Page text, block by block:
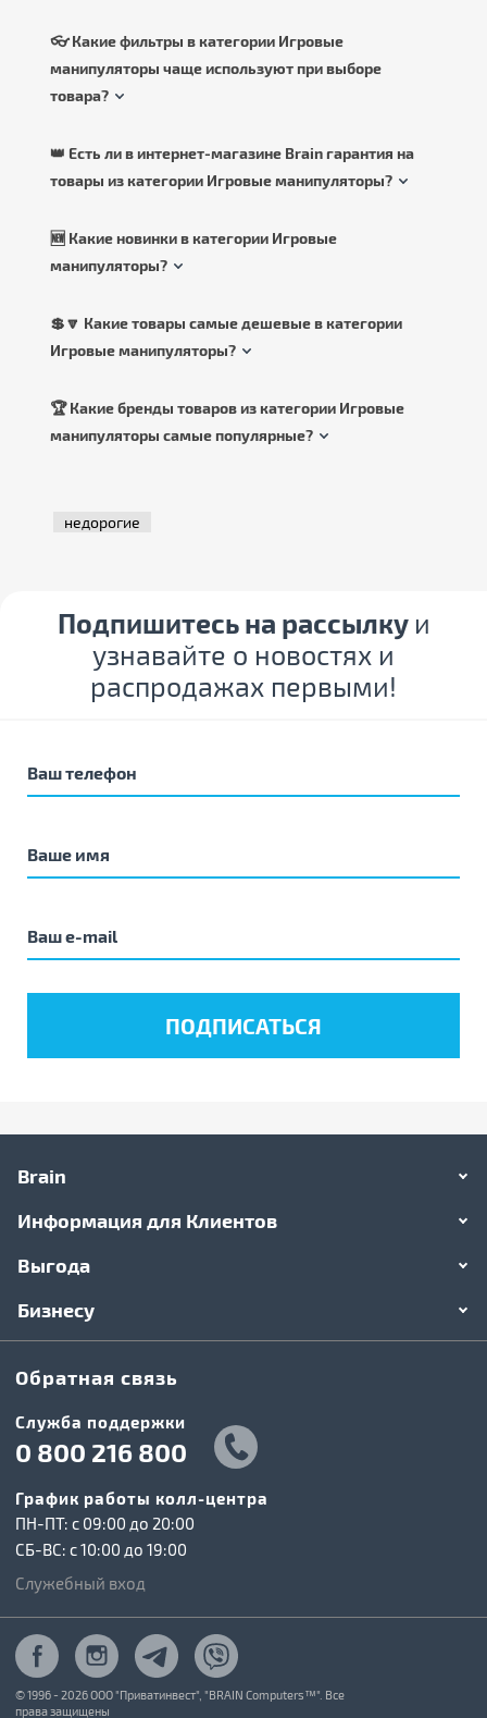
👓 Какие фильтры в категории Игровые
манипуляторы чаще используют при выборе
товара?
👑 Есть ли в интернет-магазине Brain гарантия на
товары из категории Игровые манипуляторы?
🆕 Какие новинки в категории Игровые
манипуляторы?
💲🔽 Какие товары самые дешевые в категории
Игровые манипуляторы?
🏆 Какие бренды товаров из категории Игровые
манипуляторы самые популярные?
недорогие
Подпишитесь на рассылку и
узнавайте о новостях и
распродажах первыми!
Brain
Информация для Клиентов
Выгода
Бизнесу
Обратная связь
Служба поддержки
0 800 216 800
График работы колл-центра
ПН-ПТ: c 09:00 до 20:00
СБ-ВС: c 10:00 до 19:00
Служебный вход
© 1996 - 2026 ООО "Приватинвест", "BRAIN Computers™". Все
права защищены